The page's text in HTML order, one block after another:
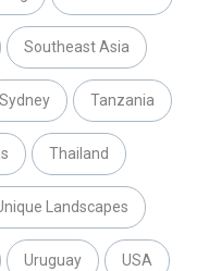
Southeast Asia
Sydney Tanzania
Thailand
Landscapes
Uruguay USA